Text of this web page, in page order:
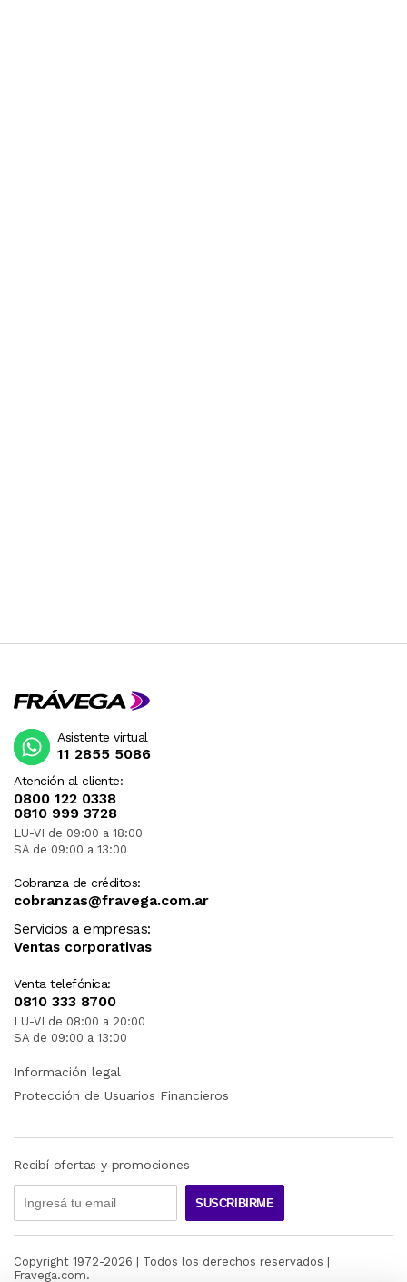
Atención al cliente:
0800 122 0338
0810 999 3728
LU-VI de 09:00 a 18:00
SA de 09:00 a 13:00
Cobranza de créditos:
cobranzas@fravega.com.ar
Servicios a empresas:
Ventas corporativas
Venta telefónica:
0810 333 8700
LU-VI de 08:00 a 20:00
SA de 09:00 a 13:00
Asistente virtual
11 2855 5086
Información legal
Protección de Usuarios Financieros
Recibí ofertas y promociones
SUSCRIBIRME
Copyright 1972-2026 | Todos los derechos reservados |
Fravega.com.